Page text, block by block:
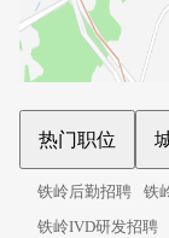
热门职位
铁岭后勤招聘 铁
铁岭IVD研发招聘